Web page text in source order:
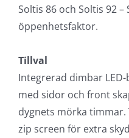
Soltis 86 och Soltis 92
öppenhetsfaktor.
Tillval
Integrerad dimbar
med sidor och front
dygnets mörka
zip screen för extra